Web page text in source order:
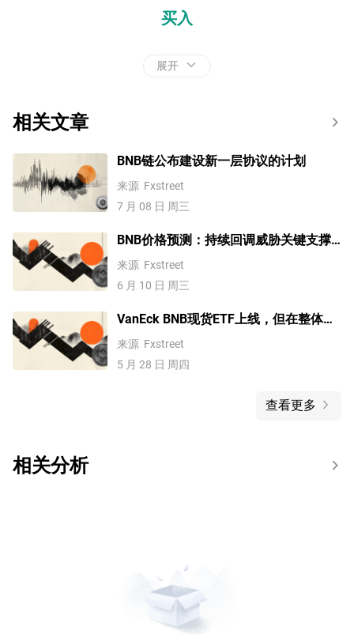
买入
展开
相关文章
BNB链公布建设新一层协议的计划
来源 Fxstreet
7 月 08 日 周三
BNB价格预测：持续回调威胁关键支撑
位下方更深跌幅
来源 Fxstreet
6 月 10 日 周三
VanEck BNB现货ETF上线，但在整体风
险规避情绪主导下未能提振BNB价格
来源 Fxstreet
5 月 28 日 周四
查看更多
相关分析